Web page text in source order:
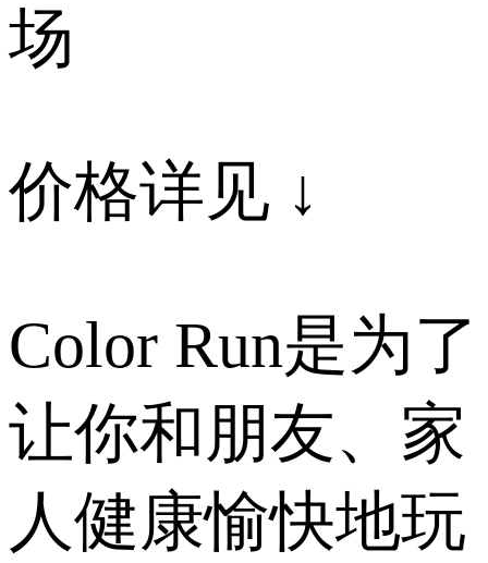
场
价格详见 ↓
Color Run是为了
让你和朋友、家
人健康愉快地玩